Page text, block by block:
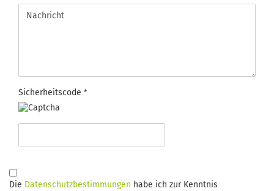
Sicherheitscode
DATENSCHUTZBESTIMMUNGEN
Die Datenschutzbestimmungen habe ich zur Kenntnis